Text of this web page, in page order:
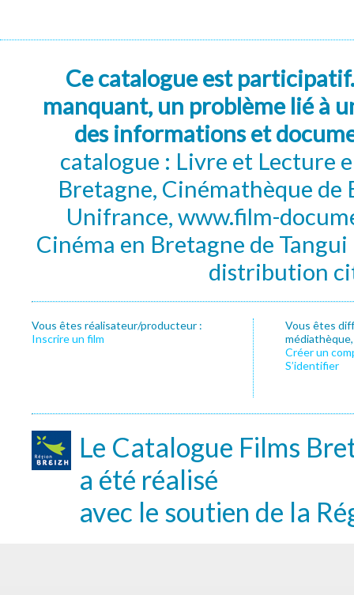
Ce catalogue est
manquant, un problème lié à
des informations et
catalogue : Livre et Lecture
Bretagne, Cinémathèque de
Unifrance, www.film-
Cinéma en Bretagne de
distribution
Vous êtes réalisateur/producteur :
Inscrire un film
Vous êtes
Créer un
S’identifier
Le Catalogue Films
a été réalisé
avec le soutien de la